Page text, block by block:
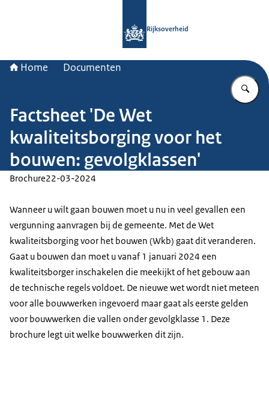
Rijksoverheid
Home Documenten
Factsheet 'De Wet
kwaliteitsborging voor het
bouwen: gevolgklassen'
Brochure22-03-2024
Wanneer u wilt gaan bouwen moet u nu in veel gevallen een
vergunning aanvragen bij de gemeente. Met de Wet
kwaliteitsborging voor het bouwen (Wkb) gaat dit veranderen.
Gaat u bouwen dan moet u vanaf 1 januari 2024 een
kwaliteitsborger inschakelen die meekijkt of het gebouw aan
de technische regels voldoet. De nieuwe wet wordt niet meteen
voor alle bouwwerken ingevoerd maar gaat als eerste gelden
voor bouwwerken die vallen onder gevolgklasse 1. Deze
brochure legt uit welke bouwwerken dit zijn.